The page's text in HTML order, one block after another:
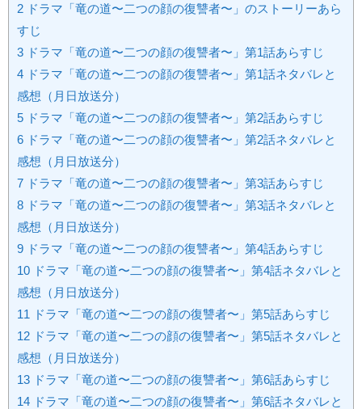
2 ドラマ「竜の道〜二つの顔の復讐者〜」のストーリーあら
すじ
3 ドラマ「竜の道〜二つの顔の復讐者〜」第1話あらすじ
4 ドラマ「竜の道〜二つの顔の復讐者〜」第1話ネタバレと
感想（月日放送分）
5 ドラマ「竜の道〜二つの顔の復讐者〜」第2話あらすじ
6 ドラマ「竜の道〜二つの顔の復讐者〜」第2話ネタバレと
感想（月日放送分）
7 ドラマ「竜の道〜二つの顔の復讐者〜」第3話あらすじ
8 ドラマ「竜の道〜二つの顔の復讐者〜」第3話ネタバレと
感想（月日放送分）
9 ドラマ「竜の道〜二つの顔の復讐者〜」第4話あらすじ
10 ドラマ「竜の道〜二つの顔の復讐者〜」第4話ネタバレと
感想（月日放送分）
11 ドラマ「竜の道〜二つの顔の復讐者〜」第5話あらすじ
12 ドラマ「竜の道〜二つの顔の復讐者〜」第5話ネタバレと
感想（月日放送分）
13 ドラマ「竜の道〜二つの顔の復讐者〜」第6話あらすじ
14 ドラマ「竜の道〜二つの顔の復讐者〜」第6話ネタバレと